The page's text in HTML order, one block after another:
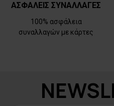
ΑΣΦΑΛΕΙΣ ΣΥΝΑΛΛΑΓΕΣ
100% ασφάλεια
συναλλαγών με κάρτες